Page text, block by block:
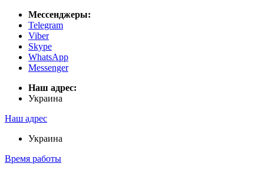
Мессенджеры:
Telegram
Viber
Skype
WhatsApp
Messenger
Наш адрес:
Украина
Наш адрес
Украина
Время работы